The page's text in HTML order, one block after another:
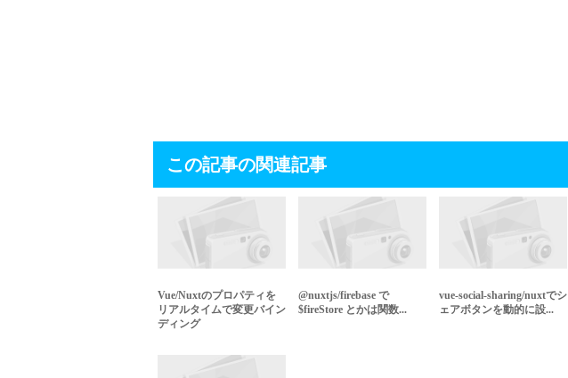
この記事の関連記事
Vue/Nuxtのプロパティを
リアルタイムで変更バイン
ディング
@nuxtjs/firebase で
$fireStore とかは関数...
vue-social-sharing/nuxtでシ
ェアボタンを動的に設...